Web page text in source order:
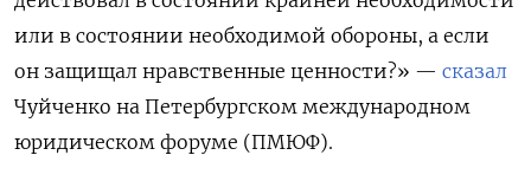
или в состоянии необходимой обороны, а если
он защищал нравственные ценности?» — сказал
Чуйченко на Петербургском международном
юридическом форуме (ПМЮФ).